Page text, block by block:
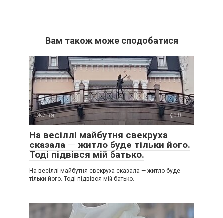
Вам також може сподобатися
Життя 0
На весіллі майбутня свекруха
сказала — житло буде тільки його.
Тоді підвівся мій батько.
На весіллі майбутня свекруха сказала — житло буде
тільки його. Тоді підвівся мій батько.